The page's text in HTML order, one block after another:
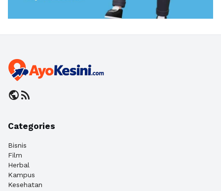
publicrss_feed
Categories
Bisnis
Film
Herbal
Kampus
Kesehatan